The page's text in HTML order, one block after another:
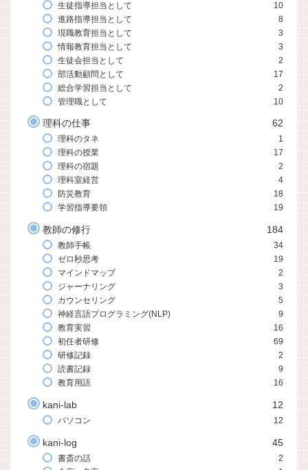
生徒指導担当として
10
進路指導担当として
8
現職教育担当として
3
情報教育担当として
3
生徒会担当として
2
部活動顧問として
17
総合学習担当として
2
管理職として
10
理科の仕事 62
理科のタネ
1
理科の授業
17
理科の宿題
2
理科室経営
4
防災教育
18
学習指導要領
19
教師の修行 184
教師手帳
34
ゼロ秒思考
19
マインドマップ
2
ジャーナリング
3
カウンセリング
5
神経言語プログラミング(NLP)
9
教育実習
16
初任者研修
69
研修記録
2
読書記録
9
教育用語
16
kani-lab 12
パソコン 12
kani-log 45
書斎の話
2